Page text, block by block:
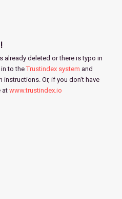
already deleted or there is typo in
in to theTrustindex system and
Or, if you don't have
at www.trustindex.io